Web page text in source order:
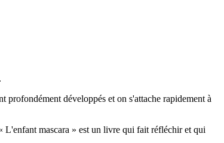
profondément développés et on s'attache rapidement à
L'enfant mascara » est un livre qui fait réfléchir et qui